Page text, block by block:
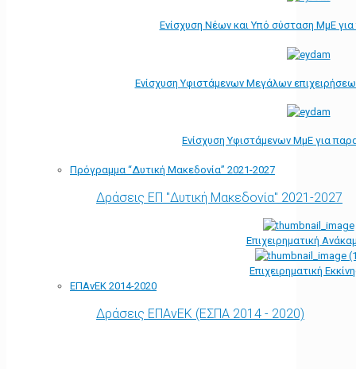
Ενίσχυση Νέων και Υπό σύσταση ΜμΕ
Ενίσχυση Υφιστάμενων Μεγάλων
Ενίσχυση Υφιστάμενων ΜμΕ για
Πρόγραμμα “Δυτική Μακεδονία” 2021-2027
Δράσεις ΕΠ "Δυτική Μακεδονία" 2021-2027
Επιχειρηματική
Επιχειρηματική
ΕΠΑνΕΚ 2014-2020
Δράσεις ΕΠΑνΕΚ (ΕΣΠΑ 2014 - 2020)